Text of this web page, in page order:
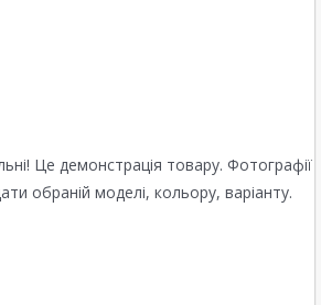
Це демонстрація товару. Фотографії
обраній моделі, кольору, варіанту.